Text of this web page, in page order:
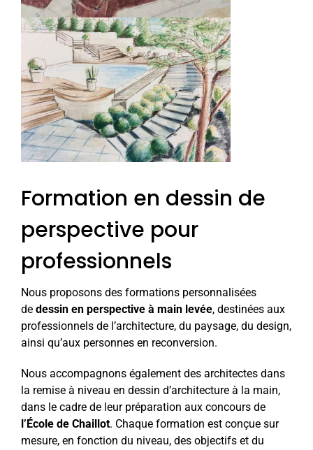
Formation en dessin de
perspective pour
professionnels
Nous proposons des formations personnalisées
de dessin en perspective à main levée, destinées aux
professionnels de l’architecture, du paysage, du design,
ainsi qu’aux personnes en reconversion.
Nous accompagnons également des architectes dans
la remise à niveau en dessin d’architecture à la main,
dans le cadre de leur préparation aux concours de
l’École de Chaillot. Chaque formation est conçue sur
mesure, en fonction du niveau, des objectifs et du